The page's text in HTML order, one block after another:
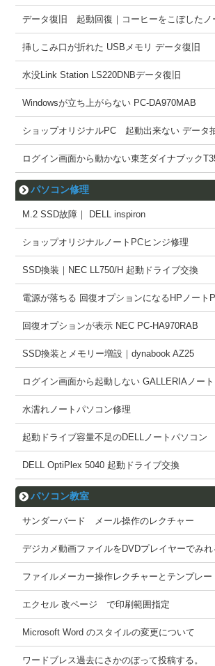
データ復旧 起動回復｜コーヒーをこぼしたノ
挿しこみ口が折れた USBメモリ データ復旧
水没Link Station LS220DNBデータ復旧
Windowsが立ち上がらない PC-DA970MAB
ショップオリジナルPC 起動出来ない データ
ログイン画面から動かない東芝ダイナブック
パソコン修理
M.2 SSD故障｜ DELL inspiron
ショップオリジナルノートPCヒンジ修理
SSD換装｜NEC LL750/H 起動ドライブ交換
電源が落ちる 回復オプションになるHPノート
回復オプションが表示 NEC PC-HA970RAB
SSD換装とメモリー増設｜dynabook AZ25
ログイン画面から起動しない GALLERIAノー
水濡れノートパソコン修理
起動ドライブ容量不足のDELLノートパソコン
DELL OptiPlex 5040 起動ドライブ交換
パソコン教室
サンダーバード メール操作のレクチャー
デジカメ動画ファイルをDVDプレイヤーでみれ
ファイルメーカー操作レクチャーとテンプレー
エクセル 改ページ で印刷範囲指定
Microsoft Word のスタイルの変更について
ワードブレス過去にさかのぼって投稿する。